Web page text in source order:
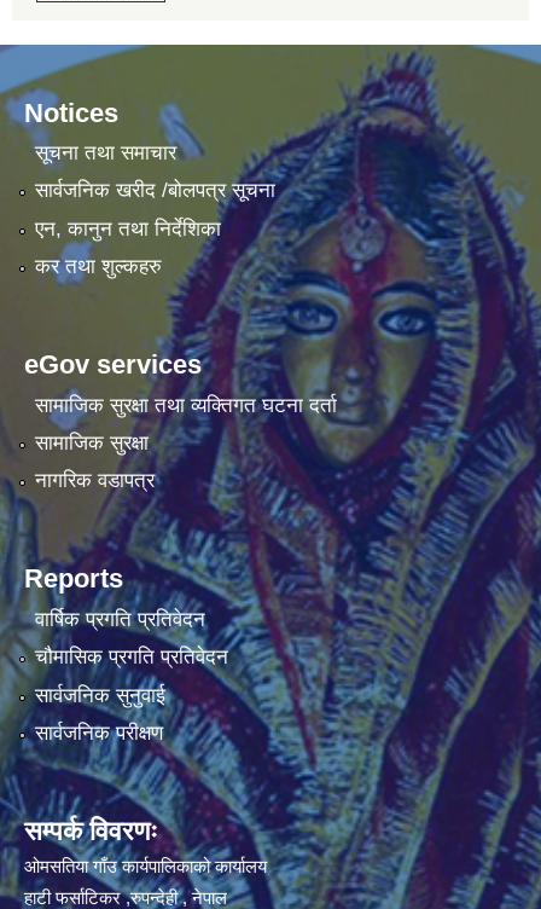
Notices
सूचना तथा समाचार
सार्वजनिक खरीद /बोलपत्र सूचना
एन, कानुन तथा निर्देशिका
कर तथा शुल्कहरु
eGov services
सामाजिक सुरक्षा तथा व्यक्तिगत घटना दर्ता
सामाजिक सुरक्षा
नागरिक वडापत्र
Reports
वार्षिक प्रगति प्रतिवेदन
चौमासिक प्रगति प्रतिवेदन
सार्वजनिक सुनुवाई
सार्वजनिक परीक्षण
सम्पर्क विवरणः
ओमसतिया गाँउ कार्यपालिकाको कार्यालय
हाटी फर्साटिकर ,रुपन्देही , नेपाल